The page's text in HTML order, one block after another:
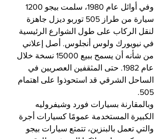
سيارة من طراز 505 توربو ديزل جاهزة
لنقل الركاب على طول الشوارع الرئيسية
في نيويورك ولوس أنجلوس. أصل إعلاني
من شأنه أن يسمح ببيع 15000 نسخة خلال
عام 1982. حتى المثقفين العصريين في
الساحل الشرقي قد استحوذوا على اهتمام
505.
وبالمقارنة بسيارات فورد وشيفروليه
الكبيرة المستخدمة عمومًا كسيارات أجرة
والتي تعمل بالبنزين، تتمتع سيارات بيجو